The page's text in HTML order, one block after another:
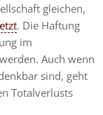
gleichen,
. Die Haftung
im
Auch wenn
sind, geht
Totalverlusts